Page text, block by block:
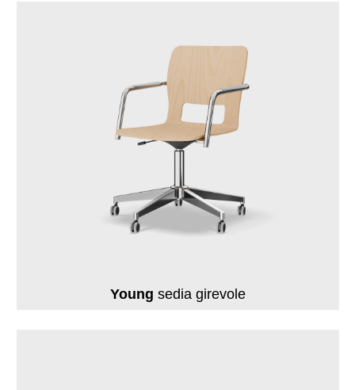
Young sedia girevole